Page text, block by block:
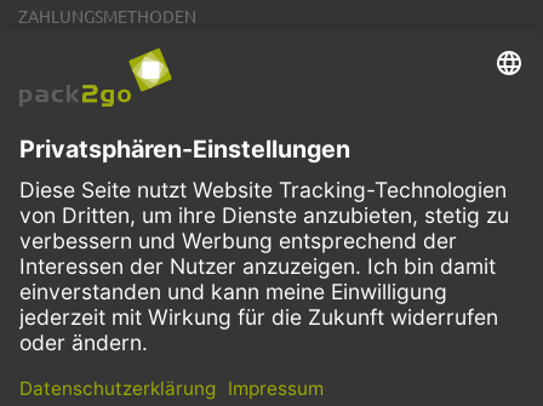
ZAHLUNGSMETHODEN
VERSANDARTEN
FacebookInstagramLinkedIn